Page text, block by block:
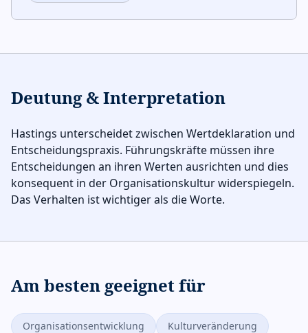
Deutung & Interpretation
Hastings unterscheidet zwischen Wertdeklaration und
Entscheidungspraxis. Führungskräfte müssen ihre
Entscheidungen an ihren Werten ausrichten und dies
konsequent in der Organisationskultur widerspiegeln.
Das Verhalten ist wichtiger als die Worte.
Am besten geeignet für
Organisationsentwicklung
Kulturveränderung